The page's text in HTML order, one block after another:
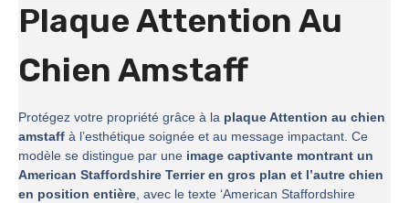
Plaque Attention Au
Chien Amstaff
Protégez votre propriété grâce à la plaque Attention au chien
amstaff à l’esthétique soignée et au message impactant. Ce
modèle se distingue par une image captivante montrant un
American Staffordshire Terrier en gros plan et l’autre chien
en position entière, avec le texte ‘American Staffordshire